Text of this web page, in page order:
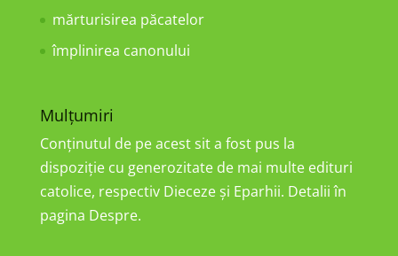
mărturisirea păcatelor
împlinirea canonului
Mulțumiri
Conținutul de pe acest sit a fost pus la
dispoziție cu generozitate de mai multe edituri
catolice, respectiv Dieceze și Eparhii. Detalii în
pagina Despre.